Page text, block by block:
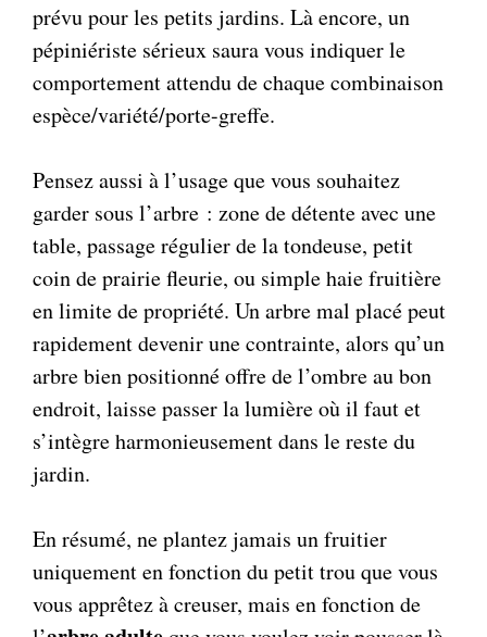
prévu pour les petits jardins. Là encore, un
pépiniériste sérieux saura vous indiquer le
comportement attendu de chaque combinaison
espèce/variété/porte-greffe.
Pensez aussi à l’usage que vous souhaitez
garder sous l’arbre : zone de détente avec une
table, passage régulier de la tondeuse, petit
coin de prairie fleurie, ou simple haie fruitière
en limite de propriété. Un arbre mal placé peut
rapidement devenir une contrainte, alors qu’un
arbre bien positionné offre de l’ombre au bon
endroit, laisse passer la lumière où il faut et
s’intègre harmonieusement dans le reste du
jardin.
En résumé, ne plantez jamais un fruitier
uniquement en fonction du petit trou que vous
vous apprêtez à creuser, mais en fonction de